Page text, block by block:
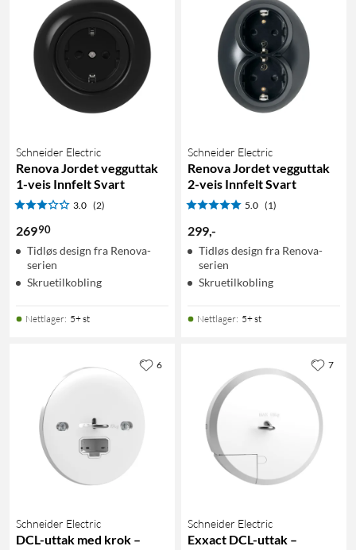
Schneider Electric
Renova Jordet vegguttak
1-veis Innfelt Svart
3.0 (2)
26990
Tidløs design fra Renova-
serien
Skruetilkobling
Nettlager: 5+ st
Schneider Electric
Renova Jordet vegguttak
2-veis Innfelt Svart
5.0 (1)
299,-
Tidløs design fra Renova-
serien
Skruetilkobling
Nettlager: 5+ st
Schneider Electric
DCL-uttak med krok –
6
Schneider Electric
Exxact DCL-uttak –
7